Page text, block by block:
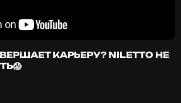
КАРЬЕРУ? NILETTO НЕ